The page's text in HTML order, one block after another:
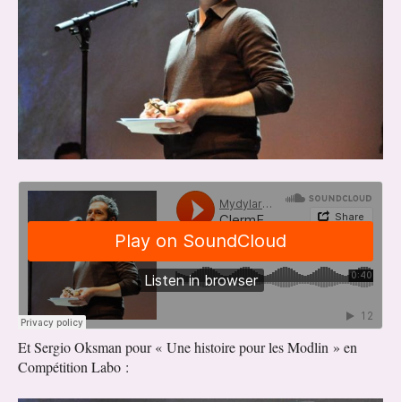
Et Sergio Oksman pour « Une histoire pour les Modlin » en
Compétition Labo :